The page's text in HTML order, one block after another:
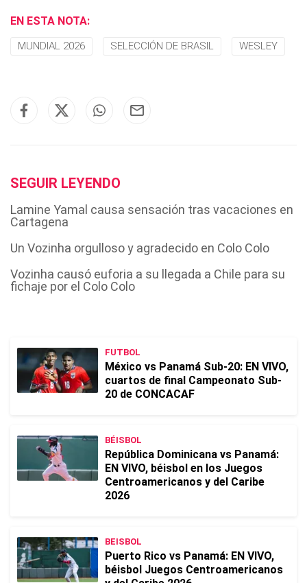
EN ESTA NOTA:
MUNDIAL 2026 SELECCIÓN DE BRASIL WESLEY
SEGUIR LEYENDO
Lamine Yamal causa sensación tras vacaciones en
Cartagena
Un Vozinha orgulloso y agradecido en Colo Colo
Vozinha causó euforia a su llegada a Chile para su
fichaje por el Colo Colo
FUTBOL
México vs Panamá Sub-20: EN VIVO,
cuartos de final Campeonato Sub-
20 de CONCACAF
BÉISBOL
República Dominicana vs Panamá:
EN VIVO, béisbol en los Juegos
Centroamericanos y del Caribe
2026
BEISBOL
Puerto Rico vs Panamá: EN VIVO,
béisbol Juegos Centroamericanos